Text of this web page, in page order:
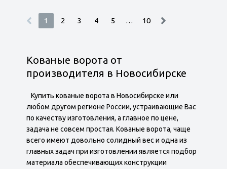
1 2 3 4 5 … 10
Кованые ворота от
производителя в Новосибирске
Купить кованые ворота в Новосибирске или
любом другом регионе России, устраивающие Вас
по качеству изготовления, а главное по цене,
задача не совсем простая. Кованые ворота, чаще
всего имеют довольно солидный вес и одна из
главных задач при изготовлении является подбор
материала обеспечивающих конструкции